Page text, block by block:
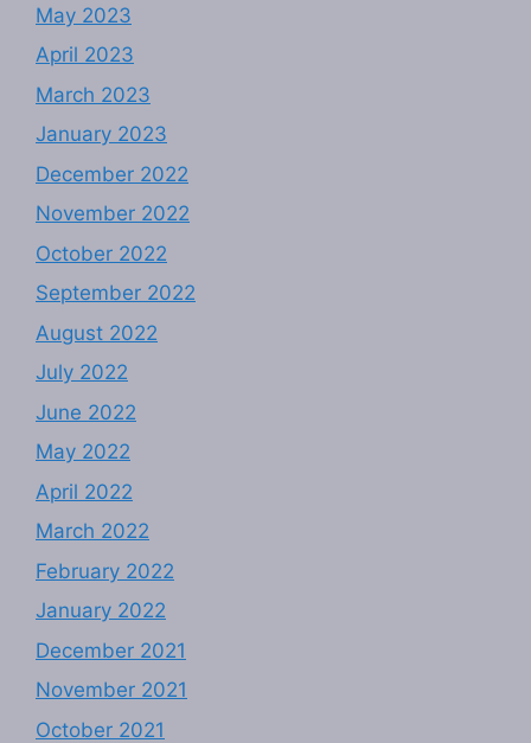
May 2023
April 2023
March 2023
January 2023
December 2022
November 2022
October 2022
September 2022
August 2022
July 2022
June 2022
May 2022
April 2022
March 2022
February 2022
January 2022
December 2021
November 2021
October 2021